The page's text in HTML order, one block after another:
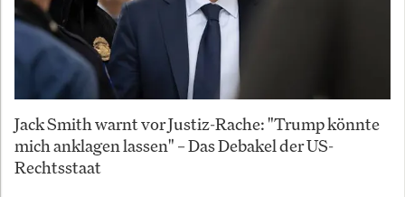
Jack Smith warnt vor Justiz-Rache: "Trump könnte
mich anklagen lassen" – Das Debakel der US-
Rechtsstaat